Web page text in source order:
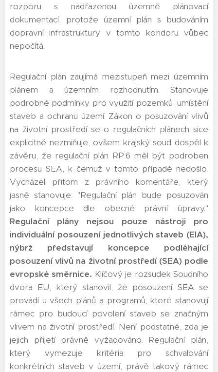
rozporu s nadřazenou územně plánovací
dokumentací, protože územní plán s budováním
dopravní infrastruktury v tomto koridoru vůbec
nepočítá.
Regulační plán zaujímá mezistupeň mezi územním
plánem a územním rozhodnutím. Stanovuje
podrobné podmínky pro využití pozemků, umístění
staveb a ochranu území. Zákon o posuzování vlivů
na životní prostředí se o regulačních plánech sice
explicitně nezmiňuje, ovšem krajský soud dospěl k
závěru, že regulační plán RP.6 měl být podroben
procesu SEA, k čemuž v tomto případě nedošlo.
Vycházel přitom z právního komentáře, který
jasně stanovuje: "Regulační plán bude posuzován
jako koncepce dle obecné právní úpravy."
Regulační plány nejsou pouze nástroji pro
individuální posouzení jednotlivých staveb (EIA),
nýbrž představují koncepce podléhající
posouzení vlivů na životní prostředí (SEA) podle
evropské směrnice. Klíčový je rozsudek Soudního
dvora EU, který stanovil, že posouzení SEA se
provádí u všech plánů a programů, které stanovují
rámec pro budoucí povolení staveb se značným
vlivem na životní prostředí. Není podstatné, zda je
jejich přijetí právně vyžadováno. Regulační plán,
který vymezuje kritéria pro schvalování
konkrétních staveb v území, právě takový rámec